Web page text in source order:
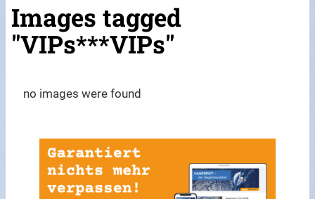
Images tagged
"VIPs***VIPs"
no images were found